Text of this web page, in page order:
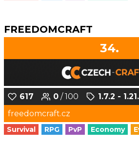
FREEDOMCRAFT
34.
617 0 / 100
1.7.2 -
freedomcraft.cz
Survival RPG PvP Economy